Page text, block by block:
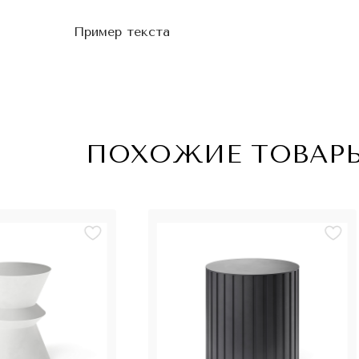
Пример текста
ПОХОЖИЕ